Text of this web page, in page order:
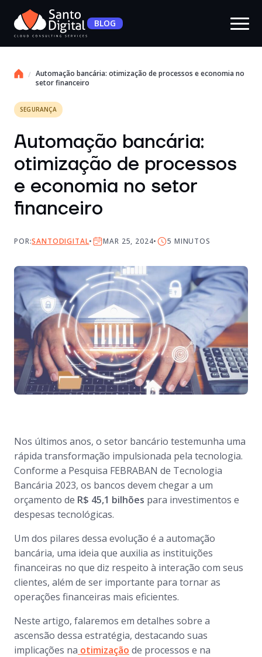
BLOG
Automação bancária: otimização de processos e economia no
setor financeiro
SEGURANÇA
Automação bancária:
otimização de processos
e economia no setor
financeiro
POR:SANTODIGITAL MAR 25, 2024 5 MINUTOS
Nos últimos anos, o setor bancário testemunha uma
rápida transformação impulsionada pela tecnologia.
Conforme a Pesquisa FEBRABAN de Tecnologia
Bancária 2023, os bancos devem chegar a um
orçamento de R$ 45,1 bilhões para investimentos e
despesas tecnológicas.
Um dos pilares dessa evolução é a automação
bancária, uma ideia que auxilia as instituições
financeiras no que diz respeito à interação com seus
clientes, além de ser importante para tornar as
operações financeiras mais eficientes.
Neste artigo, falaremos em detalhes sobre a
ascensão dessa estratégia, destacando suas
implicações na otimização de processos e na